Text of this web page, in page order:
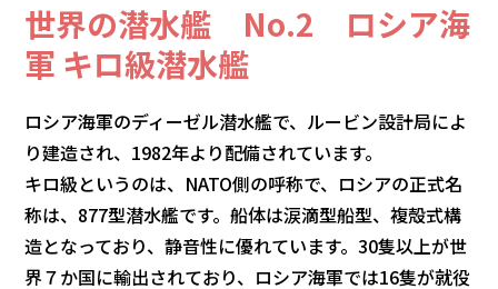
世界の潜水艦 No.2 ロシア海
軍 キロ級潜水艦
ロシア海軍のディーゼル潜水艦で、ルービン設計局によ
り建造され、1982年より配備されています。
キロ級というのは、NATO側の呼称で、ロシアの正式名
称は、877型潜水艦です。船体は涙滴型船型、複殻式構
造となっており、静音性に優れています。30隻以上が世
界７か国に輸出されており、ロシア海軍では16隻が就役